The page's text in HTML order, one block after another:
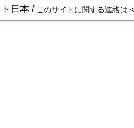
日本 / このサイトに関する連絡は